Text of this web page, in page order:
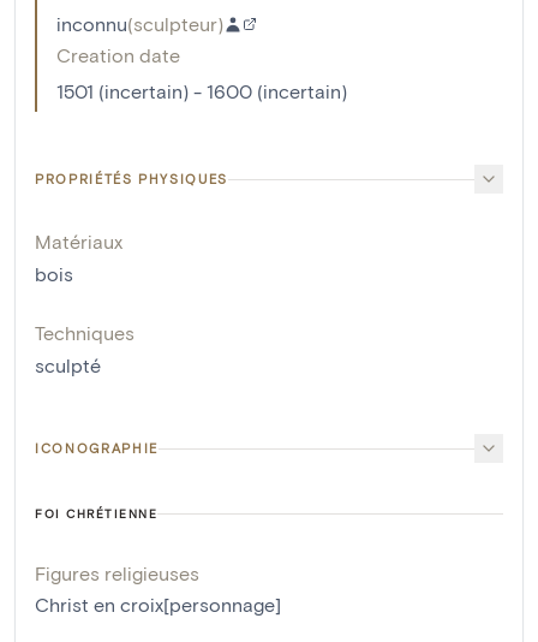
inconnu(sculpteur)
Creation date
1501 (incertain) - 1600 (incertain)
PROPRIÉTÉS PHYSIQUES
Matériaux
bois
Techniques
sculpté
ICONOGRAPHIE
FOI CHRÉTIENNE
Figures religieuses
Christ en croix[personnage]